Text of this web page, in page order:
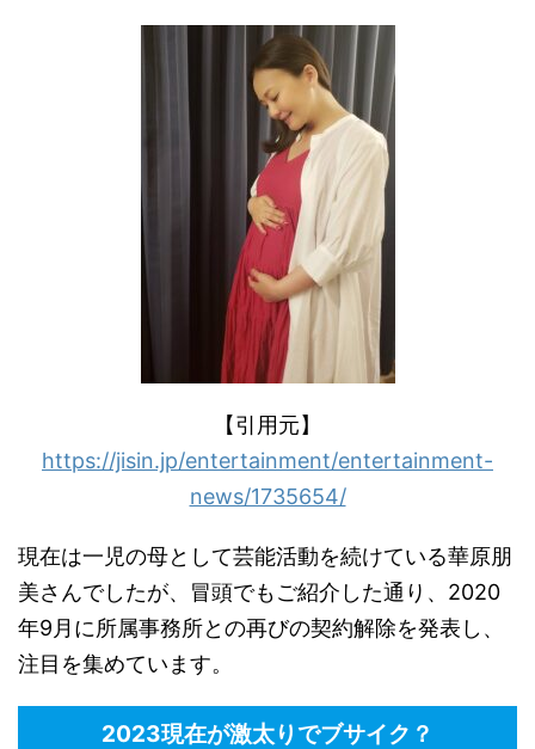
【引用元】
https://jisin.jp/entertainment/entertainment-
news/1735654/
現在は一児の母として芸能活動を続けている華原朋
美さんでしたが、冒頭でもご紹介した通り、 2020
年9 月に所属事務所との再びの契約解除を発表し、
注目を集めています。
2023現在が激太りでブサイク？